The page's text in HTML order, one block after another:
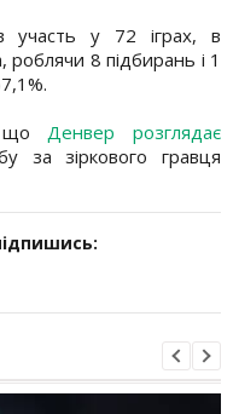
участь у 72 іграх, в
8 підбирань і 1
що Денвер розглядає
за зіркового гравця